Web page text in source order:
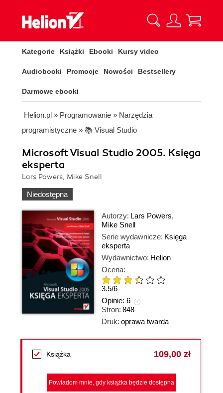
Kategorie Książki Ebooki Kursy video
Audiobooki Promocje Nowości Bestsellery
Darmowe ebooki
Helion.pl » Programowanie » Narzędzia
programistyczne » 📚 Visual Studio
Microsoft Visual Studio 2005. Księga
eksperta
Lars Powers, Mike Snell
Niedostępna
Autorzy: Lars Powers,
Mike Snell
Serie wydawnicze: Księga
eksperta
Wydawnictwo: Helion
Ocena:
3.5/6
Opinie: 6
Stron: 848
Druk: oprawa twarda
Książka 109,00 zł
Powiadom mnie, gdy książka będzie dostępna